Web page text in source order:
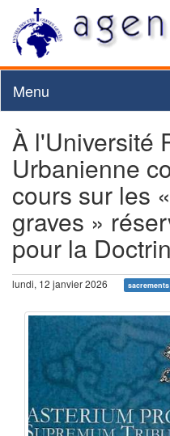
Menu
À l'Université
Urbanienne
cours sur les
graves »
pour la
lundi, 12 janvier 2026 sacrements